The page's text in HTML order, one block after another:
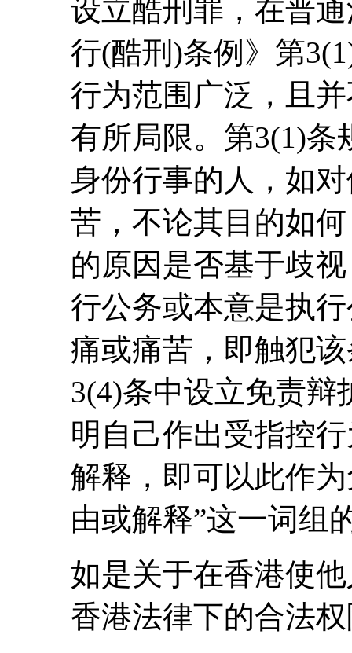
设立酷刑罪，在普
行(酷刑)条例》第
行为范围广泛，且
有所局限。第3(1)条
身份行事的人，如
苦，不论其目的如
的原因是否基于歧
行公务或本意是执
痛或痛苦，即触犯
3(4)条中设立免责辩
明自己作出受指控
解释，即可以此作
由或解释”这一词组
如是关于在香港使
香港法律下的合法